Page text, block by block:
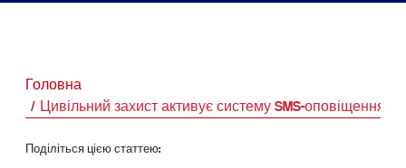
Головна
Цивільний захист активує систему SMS-оповіщення
Поділіться цією статтею: